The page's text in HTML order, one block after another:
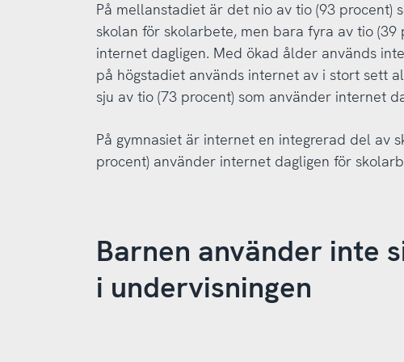
På mellanstadiet är det nio av tio (93 procent)
skolan för skolarbete, men bara fyra av tio (39
internet dagligen. Med ökad ålder används
på högstadiet används internet av i stort sett
sju av tio (73 procent) som använder internet
På gymnasiet är internet en integrerad del av
procent) använder internet dagligen för
Barnen använder inte
i undervisningen